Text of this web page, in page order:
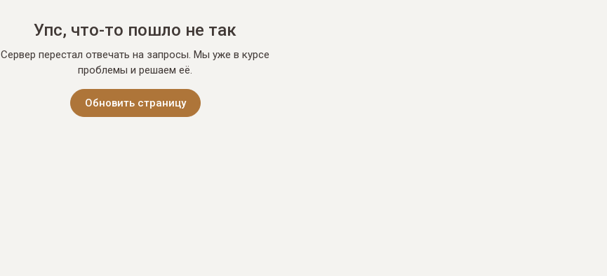
Упс, что-то пошло не так
Сервер перестал отвечать на запросы. Мы уже в курсе
проблемы и решаем её.
Обновить страницу